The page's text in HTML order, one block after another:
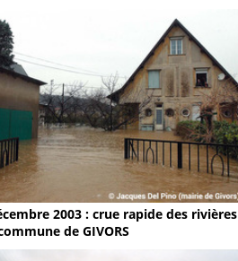
2003 : crue rapide des rivières
de GIVORS